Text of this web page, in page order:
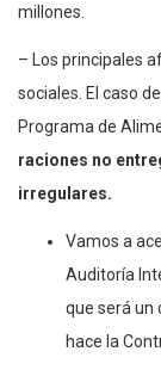
millones.
– Los principales
sociales. El caso
Programa de
raciones no
irregulares.
Vamos a
Auditoría
que será un
hace la